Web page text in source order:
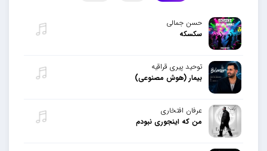
حسن جمالی
سکسکه
توحید پیری قراقیه
بیمار (هوش مصنوعی)
عرفان افتخاری
من که اینجوری نبودم